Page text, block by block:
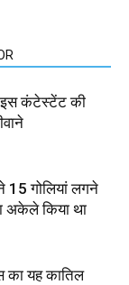
इस कंटेस्टेंट की
15 गोलियां लगने
अकेले किया था
का यह कातिल